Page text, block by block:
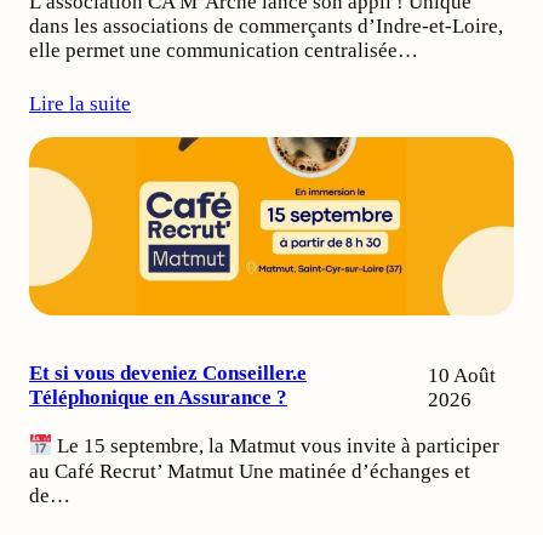
dans les associations de commerçants d’Indre-et-Loire,
elle permet une communication centralisée…
Lire la suite
Et si vous deveniez Conseiller.e
Téléphonique en Assurance ?
10 Août
2026
Le 15 septembre, la Matmut vous invite à participer
au Café Recrut’ Matmut Une matinée d’échanges et
de…